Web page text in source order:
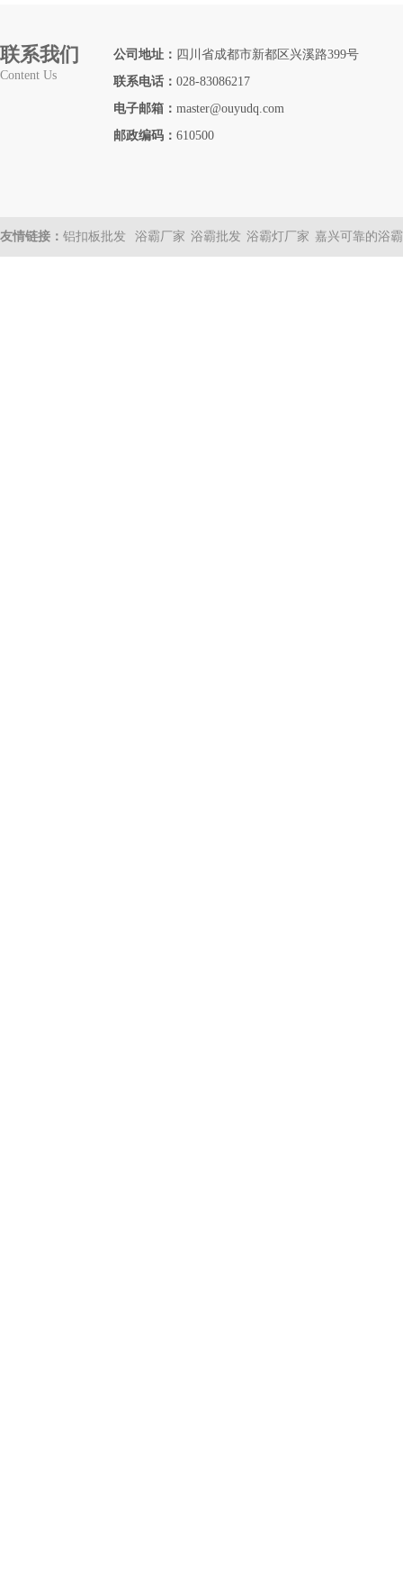
联系我们
Content Us
公司地址： 四川省成都市新都区兴溪路399号
联系电话： 028-83086217
电子邮箱： master@ouyudq.com
邮政编码： 610500
友情链接： 铝扣板批发 浴霸厂家 浴霸批发 浴霸灯厂家 嘉兴可靠的浴